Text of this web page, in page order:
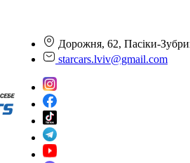
Дорожня, 62, Пасіки-
starcars.lviv@gmail.com